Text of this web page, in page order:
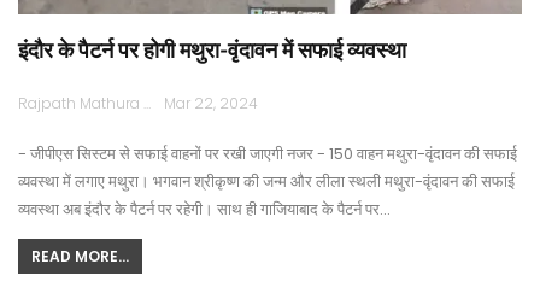
इंदौर के पैटर्न पर होगी मथुरा-वृंदावन में सफाई व्यवस्था
Rajpath Mathura Mar 22, 2024
- जीपीएस सिस्टम से सफाई वाहनों पर रखी जाएगी नजर - 150 वाहन मथुरा-वृंदावन की सफाई
व्यवस्था में लगाए मथुरा। भगवान श्रीकृष्ण की जन्म और लीला स्थली मथुरा-वृंदावन की सफाई
व्यवस्था अब इंदौर के पैटर्न पर रहेगी। साथ ही गाजियाबाद के पैटर्न पर…
READ MORE...